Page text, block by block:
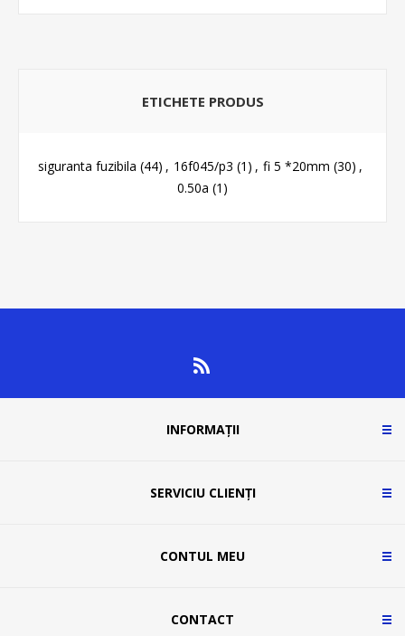
ETICHETE PRODUS
siguranta fuzibila (44) , 16f045/p3 (1) , fi 5 *20mm (30) ,
0.50a (1)
INFORMAȚII
SERVICIU CLIENȚI
CONTUL MEU
CONTACT